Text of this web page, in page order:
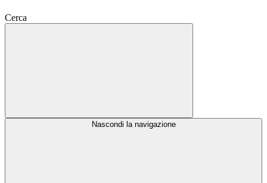
Cerca
Nascondi la navigazione